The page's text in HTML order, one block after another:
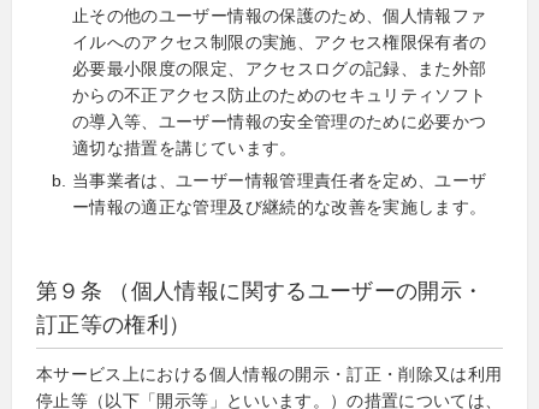
止その他のユーザー情報の保護のため、個人情報ファ
イルへのアクセス制限の実施、アクセス権限保有者の
必要最小限度の限定、アクセスログの記録、また外部
からの不正アクセス防止のためのセキュリティソフト
の導入等、ユーザー情報の安全管理のために必要かつ
適切な措置を講じています。
当事業者は、ユーザー情報管理責任者を定め、ユーザ
ー情報の適正な管理及び継続的な改善を実施します。
第９条 （個人情報に関するユーザーの開示・
訂正等の権利）
本サービス上における個人情報の開示・訂正・削除又は利用
停止等（以下「開示等」といいます。）の措置については、